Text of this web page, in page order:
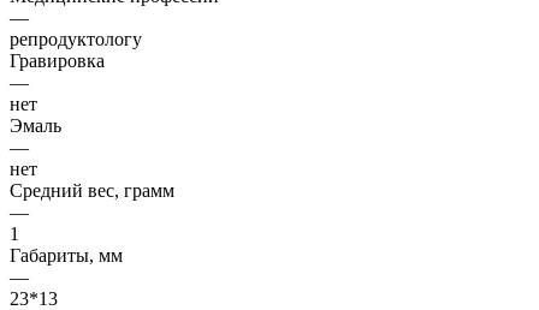
—
репродуктологу
Гравировка
—
нет
Эмаль
—
нет
Средний вес, грамм
—
1
Габариты, мм
—
23*13